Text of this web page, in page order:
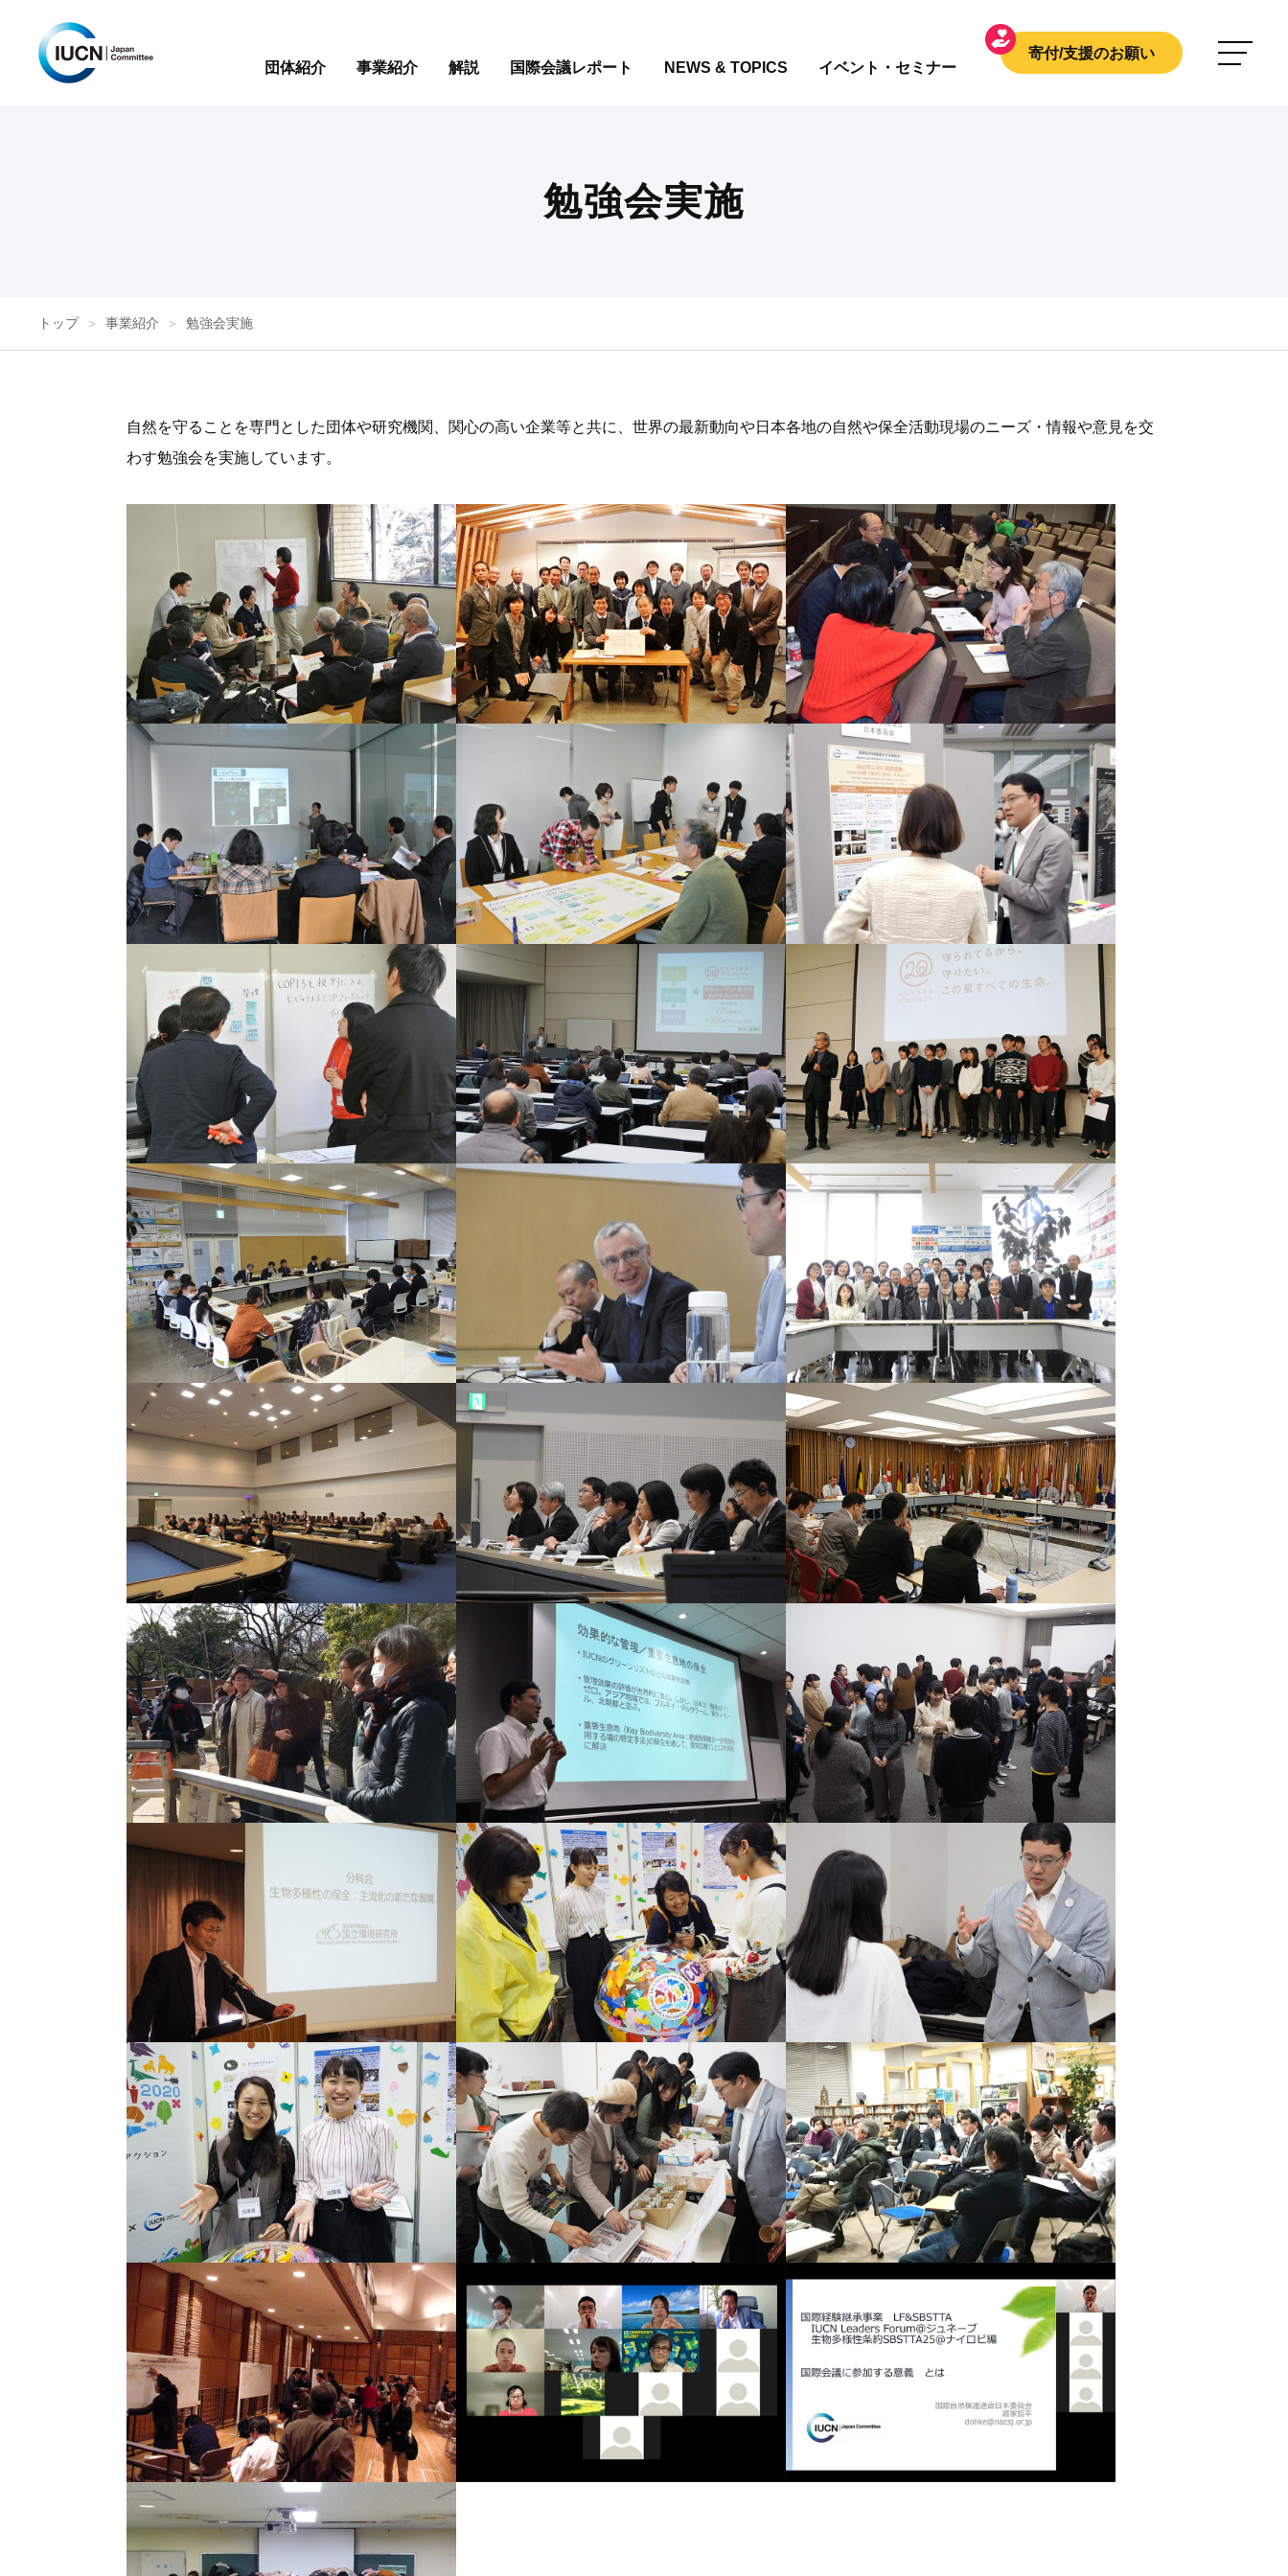
寄付/支援のお願い
団体紹介
事業紹介 解説 国際会議レポート NEWS & TOPICS イベント・セミナー
勉強会実施
トップ 事業紹介 勉強会実施
自然を守ることを専門とした団体や研究機関、関心の高い企業等と共に、世界の最新動向や日本各地の自然や保全活動現場のニーズ・情報や意見を交
わす勉強会を実施しています。